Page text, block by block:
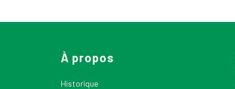
À propos
Historique